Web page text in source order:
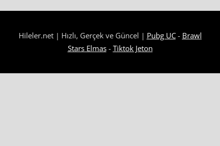
Hileler.net | Hızlı, Gerçek ve Güncel | Pubg UC- Brawl
Stars Elmas- Tiktok Jeton